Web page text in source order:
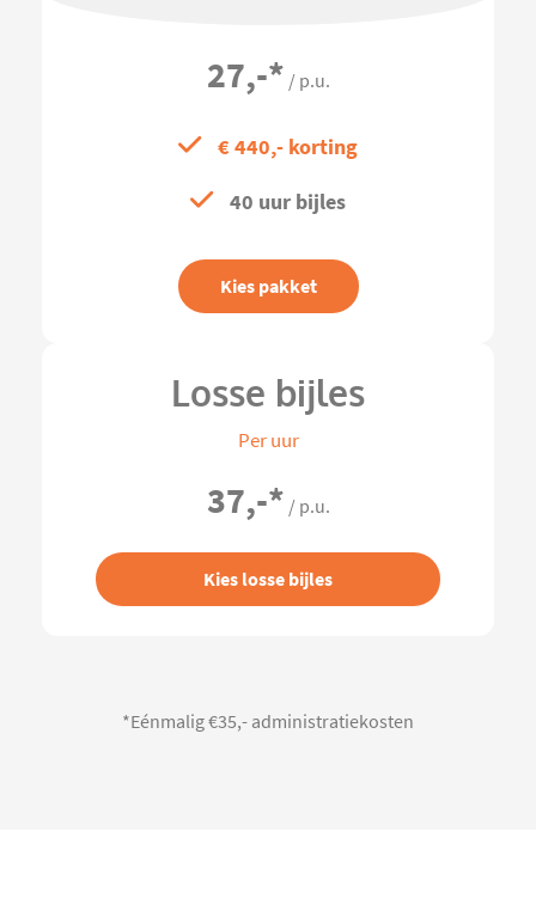
27,-* / p.u.
€ 440,- korting
40 uur bijles
Kies pakket
Losse bijles
Per uur
37,-* / p.u.
Kies losse bijles
*Eénmalig €35,- administratiekosten